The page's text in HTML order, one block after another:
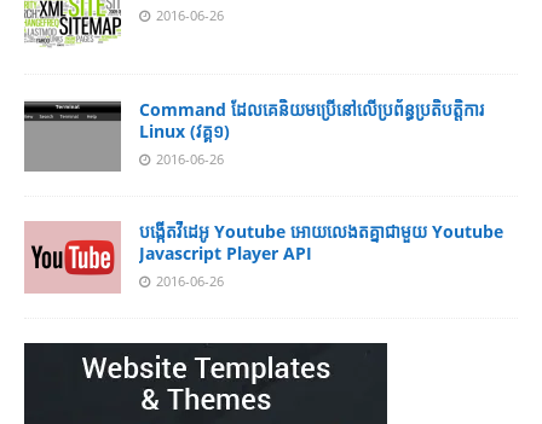
2016-06-26
Command ដែល​​គេ​​និយម​​ប្រើ​​នៅ​លើ​​ប្រព័ន្ធ​​ប្រតិបត្តិការ​
Linux (វគ្គ១)
2016-06-26
បង្កើតវីដេអូ Youtube អោយ​លេងតគ្នាជាមួយ Youtube
Javascript Player API
2016-06-26